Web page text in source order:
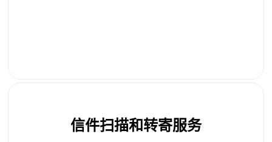
信件扫描和转寄服务